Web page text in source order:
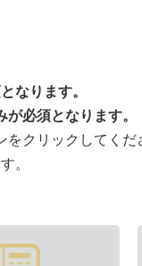
山田2310-39
1200
9:00～18:00
なります。
必須となります。
クリックしてくだ
。